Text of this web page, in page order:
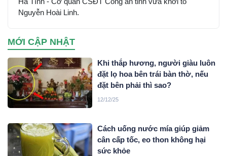
Nguyễn Hoài Linh.
MỚI CẬP NHẬT
Khi thắp hương, người giàu luôn
đặt lọ hoa bên trái bàn thờ, nếu
đặt bên phải thì sao?
12/12/25
Cách uống nước mía giúp giảm
cân cấp tốc, eo thon không hại
sức khỏe